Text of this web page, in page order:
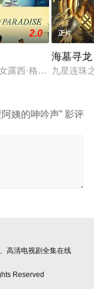
带来十五种大胆的
2.0
露西·格拉德威尔失
正片
海墓寻龙
九星连珠
阿姨的呻吟声” 影评
高清电视剧全集在线
Reserved